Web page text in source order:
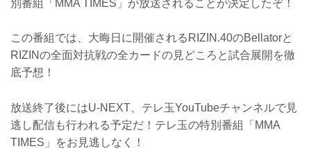
別番組「MMA TIMES」が放送されることが決定したぞ！
この番組では、大晦日に開催されるRIZIN.40のBellatorと
RIZINの全面対抗戦の全カードの見どころと試合展開を徹
底予想！
放送終了後にはU-NEXT、テレ玉YouTubeチャンネルで見
逃し配信も行われる予定だ！テレ玉の特別番組「MMA
TIMES」をお見逃しなく！